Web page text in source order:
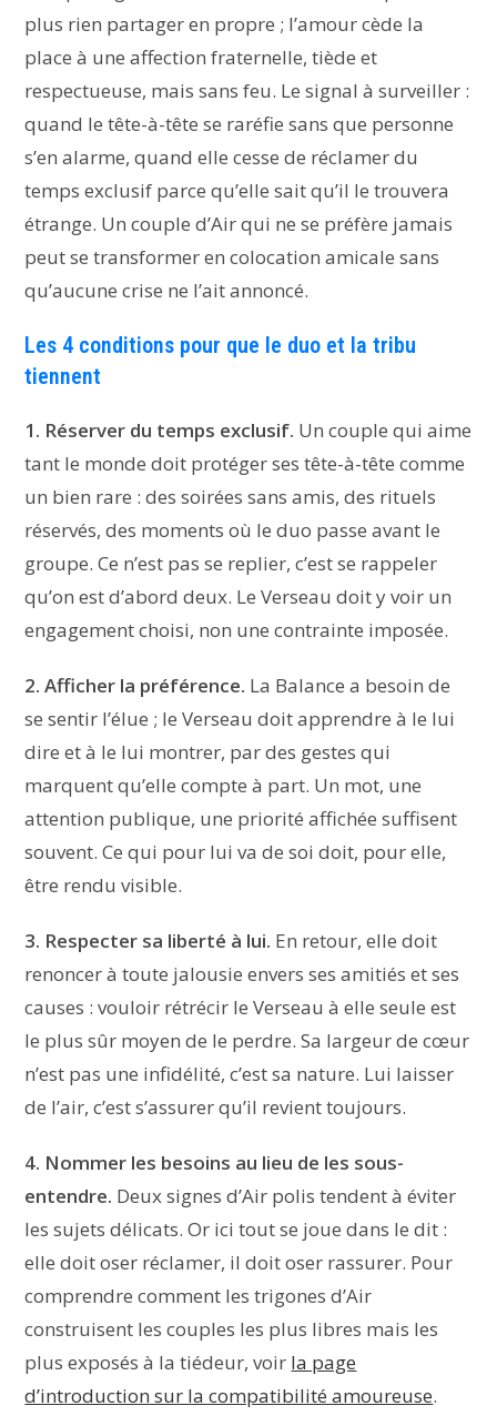
plus rien partager en propre ; l’amour cède la
place à une affection fraternelle, tiède et
respectueuse, mais sans feu. Le signal à surveiller :
quand le tête-à-tête se raréfie sans que personne
s’en alarme, quand elle cesse de réclamer du
temps exclusif parce qu’elle sait qu’il le trouvera
étrange. Un couple d’Air qui ne se préfère jamais
peut se transformer en colocation amicale sans
qu’aucune crise ne l’ait annoncé.
Les 4 conditions pour que le duo et la tribu
tiennent
1. Réserver du temps exclusif. Un couple qui aime
tant le monde doit protéger ses tête-à-tête comme
un bien rare : des soirées sans amis, des rituels
réservés, des moments où le duo passe avant le
groupe. Ce n’est pas se replier, c’est se rappeler
qu’on est d’abord deux. Le Verseau doit y voir un
engagement choisi, non une contrainte imposée.
2. Afficher la préférence. La Balance a besoin de
se sentir l’élue ; le Verseau doit apprendre à le lui
dire et à le lui montrer, par des gestes qui
marquent qu’elle compte à part. Un mot, une
attention publique, une priorité affichée suffisent
souvent. Ce qui pour lui va de soi doit, pour elle,
être rendu visible.
3. Respecter sa liberté à lui. En retour, elle doit
renoncer à toute jalousie envers ses amitiés et ses
causes : vouloir rétrécir le Verseau à elle seule est
le plus sûr moyen de le perdre. Sa largeur de cœur
n’est pas une infidélité, c’est sa nature. Lui laisser
de l’air, c’est s’assurer qu’il revient toujours.
4. Nommer les besoins au lieu de les sous-
entendre. Deux signes d’Air polis tendent à éviter
les sujets délicats. Or ici tout se joue dans le dit :
elle doit oser réclamer, il doit oser rassurer. Pour
comprendre comment les trigones d’Air
construisent les couples les plus libres mais les
plus exposés à la tiédeur, voir la page
d’introduction sur la compatibilité amoureuse.